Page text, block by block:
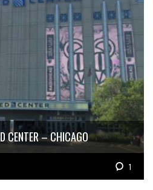
CENTER – CHICAGO
1